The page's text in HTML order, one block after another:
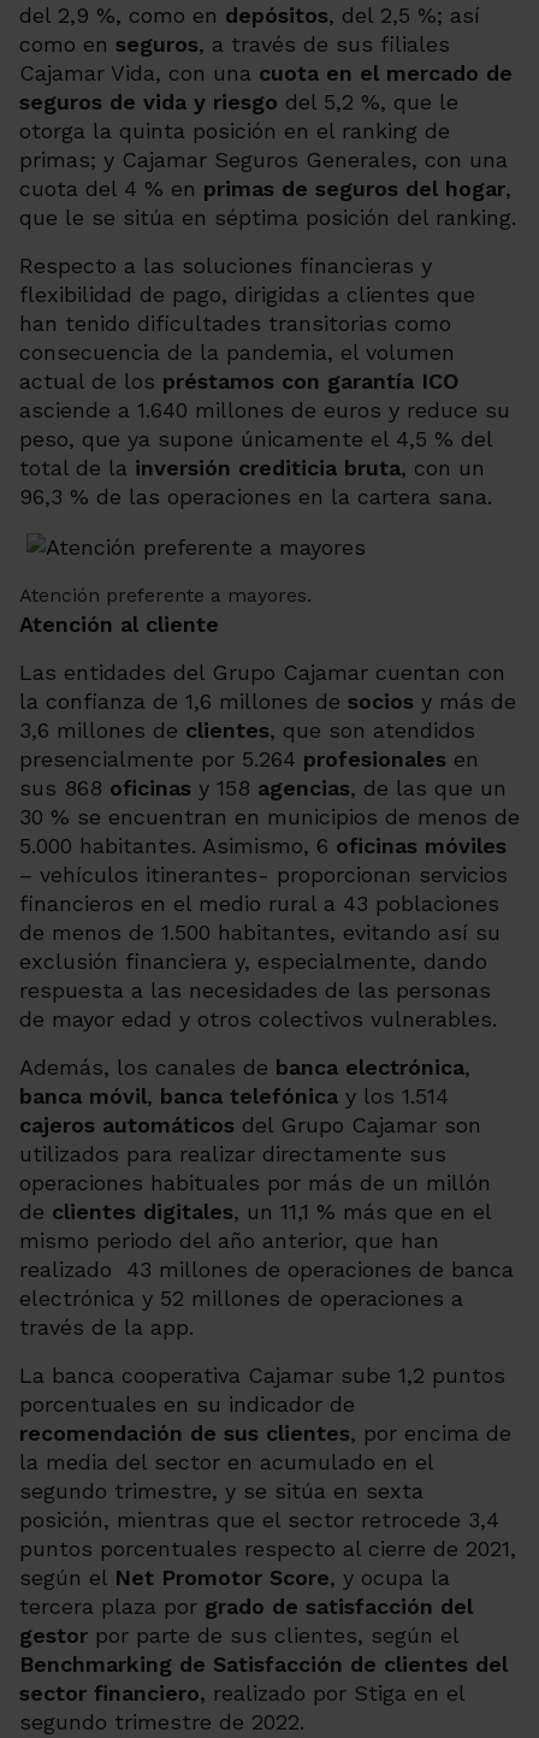
del 2,9 %, como en depósitos, del 2,5 %; así
como en seguros, a través de sus filiales
Cajamar Vida, con una cuota en el mercado de
seguros de vida y riesgo del 5,2 %, que le
otorga la quinta posición en el ranking de
primas; y Cajamar Seguros Generales, con una
cuota del 4 % en primas de seguros del hogar,
que le se sitúa en séptima posición del ranking.
Respecto a las soluciones financieras y
flexibilidad de pago, dirigidas a clientes que
han tenido dificultades transitorias como
consecuencia de la pandemia, el volumen
actual de los préstamos con garantía ICO
asciende a 1.640 millones de euros y reduce su
peso, que ya supone únicamente el 4,5 % del
total de la inversión crediticia bruta, con un
96,3 % de las operaciones en la cartera sana.
Atención preferente a mayores.
Atención al cliente
Las entidades del Grupo Cajamar cuentan con
la confianza de 1,6 millones de socios y más de
3,6 millones de clientes, que son atendidos
presencialmente por 5.264 profesionales en
sus 868 oficinas y 158 agencias, de las que un
30 % se encuentran en municipios de menos de
5.000 habitantes. Asimismo, 6 oficinas móviles
– vehículos itinerantes- proporcionan servicios
financieros en el medio rural a 43 poblaciones
de menos de 1.500 habitantes, evitando así su
exclusión financiera y, especialmente, dando
respuesta a las necesidades de las personas
de mayor edad y otros colectivos vulnerables.
Además, los canales de banca electrónica,
banca móvil, banca telefónica y los 1.514
cajeros automáticos del Grupo Cajamar son
utilizados para realizar directamente sus
operaciones habituales por más de un millón
de clientes digitales, un 11,1 % más que en el
mismo periodo del año anterior, que han
realizado 43 millones de operaciones de banca
electrónica y 52 millones de operaciones a
través de la app.
La banca cooperativa Cajamar sube 1,2 puntos
porcentuales en su indicador de
recomendación de sus clientes, por encima de
la media del sector en acumulado en el
segundo trimestre, y se sitúa en sexta
posición, mientras que el sector retrocede 3,4
puntos porcentuales respecto al cierre de 2021,
según el Net Promotor Score, y ocupa la
tercera plaza por grado de satisfacción del
gestor por parte de sus clientes, según el
Benchmarking de Satisfacción de clientes del
sector financiero, realizado por Stiga en el
segundo trimestre de 2022.